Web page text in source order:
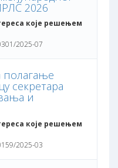
2026
које решењем
2025-07
полагање
секретара
и
које решењем
2025-03